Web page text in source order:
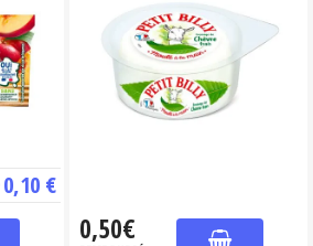
0,10 €
0,50€